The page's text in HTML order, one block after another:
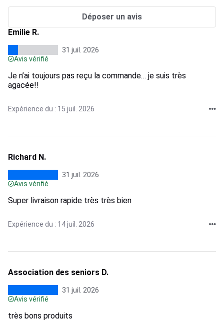
Déposer un avis
Emilie R.
31 juil. 2026
Avis vérifié
Je n’ai toujours pas reçu la commande… je suis très
agacée!!
Expérience du : 15 juil. 2026
Richard N.
31 juil. 2026
Avis vérifié
Super livraison rapide très très bien
Expérience du : 14 juil. 2026
Association des seniors D.
31 juil. 2026
Avis vérifié
très bons produits